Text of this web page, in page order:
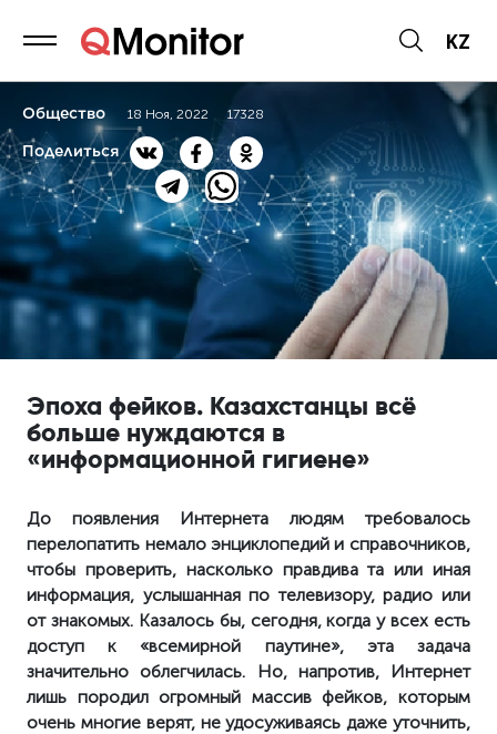
KZ
Общество 18 Ноя, 2022 17328
Поделиться
Эпоха фейков. Казахстанцы всё
больше нуждаются в
«информационной гигиене»
До появления Интернета людям требовалось
перелопатить немало энциклопедий и справочников,
чтобы проверить, насколько правдива та или иная
информация, услышанная по телевизору, радио или
от знакомых. Казалось бы, сегодня, когда у всех есть
доступ к «всемирной паутине», эта задача
значительно облегчилась. Но, напротив, Интернет
лишь породил огромный массив фейков, которым
очень многие верят, не удосуживаясь даже уточнить,